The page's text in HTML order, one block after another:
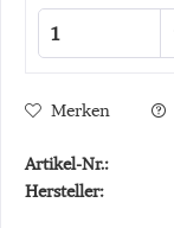
Merken
Artikel-Nr.:
Hersteller: